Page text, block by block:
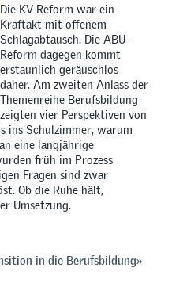
Die KV-Reform war ein
Kraftakt mit offenem
Schlagabtausch. Die ABU-
Reform dagegen kommt
erstaunlich geräuschlos
daher. Am zweiten Anlass der
Themenreihe Berufsbildung
zeigten vier Perspektiven von
ins Schulzimmer, warum
eine langjährige
früh im Prozess
Fragen sind zwar
Ob die Ruhe hält,
Umsetzung.
in die Berufsbildung»